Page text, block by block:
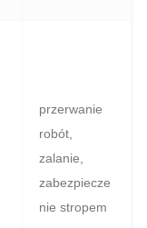
przerwanie
robót,
zalanie,
zabezpiecze
nie stropem